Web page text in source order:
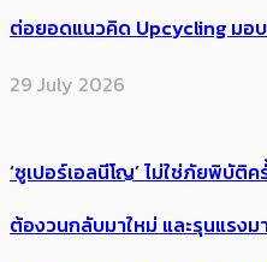
ต่อยอดแนวคิด Upcycling มอ
29 July 2026
‘ซูเปอร์เอลนีโญ’ ไม่ใช่ภัยพิบัติ
ต้อง​วนกลับมาใหม่ และรุนแรง